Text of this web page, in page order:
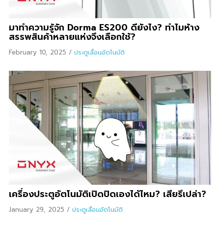
มาทำความรู้จัก Dorma ES200 ดียังไง? ทำไมห้าง
สรรพสินค้าหลายแห่งจึงเลือกใช้?
February 10, 2025 / ประตูเลื่อนอัตโนมัติ
เครื่องประตูอัตโนมัติเปิดปิดเองได้ไหม? เสียรึเปล่า?
January 29, 2025 / ประตูเลื่อนอัตโนมัติ